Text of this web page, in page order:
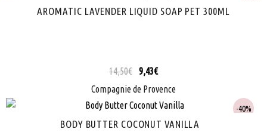
AROMATIC LAVENDER LIQUID SOAP PET 300ML
14,50€ 9,43€
Compagnie de Provence
40%
BODY BUTTER COCONUT VANILLA